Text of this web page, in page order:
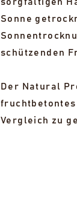
Sonne
schützenden
Der Natural
Vergleich zu